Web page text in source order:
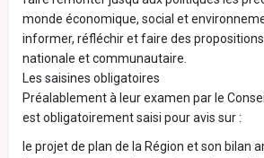
monde économique, social et
informer, réfléchir et faire des propositions
nationale et communautaire.
Les saisines obligatoires
Préalablement à leur examen par le
est obligatoirement saisi pour avis sur :
le projet de plan de la Région et son bilan